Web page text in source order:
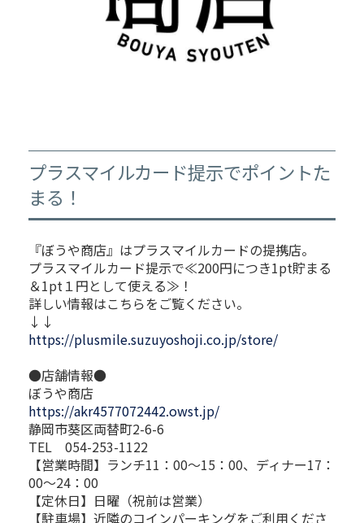
プラスマイルカード提示でポイントた
まる！
『ぼうや商店』はプラスマイルカードの提携店。
プラスマイルカード提示で≪200円につき1pt貯まる
＆1pt１円として使える≫！
詳しい情報はこちらをご覧ください。
↓↓
https://plusmile.suzuyoshoji.co.jp/store/
●店舗情報●
ぼうや商店
https://akr4577072442.owst.jp/
静岡市葵区両替町2-6-6
TEL 054-253-1122
【営業時間】ランチ11：00～15：00、ディナー17：
00～24：00
【定休日】日曜（祝前は営業）
【駐車場】近隣のコインパーキングをご利用くださ